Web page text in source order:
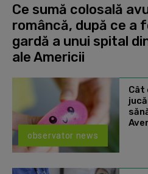
Ce sumă colosală
româncă, după ce a
gardă a unui spital
ale Americii
observator news
Cât